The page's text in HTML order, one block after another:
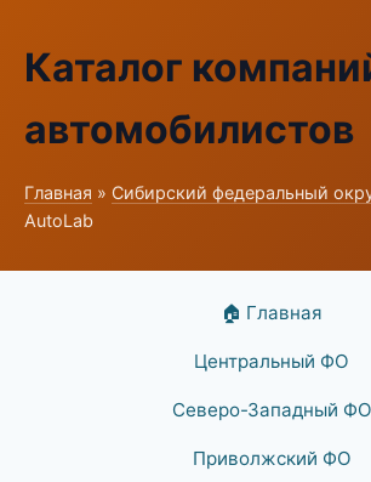
Каталог
автомобилистов
Главная » Сибирский федеральный
AutoLab
🏠 Главная
Центральный ФО
Северо-Западный ФО
Приволжский ФО